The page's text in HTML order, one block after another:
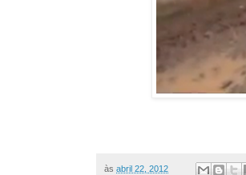
às abril 22, 2012